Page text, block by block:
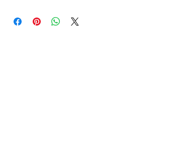
Avance para a página de checkout (próximo passo